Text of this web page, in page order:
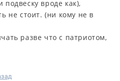
вроде как),
не стоит. (ни кому не в
разве что с патриотом,